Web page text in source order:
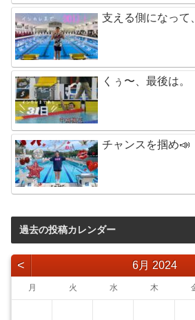
支える側になって
くぅ〜、最後は。
チャンスを掴め📣
過去の投稿カレンダー
< 6月 2024
月 火 水 木